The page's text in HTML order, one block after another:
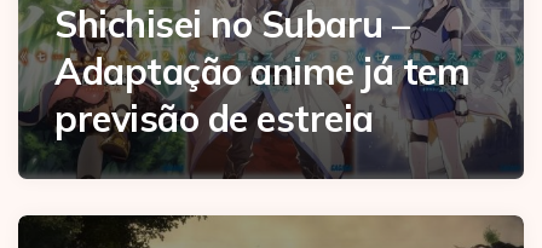
Shichisei no Subaru –
Adaptação anime já tem
previsão de estreia